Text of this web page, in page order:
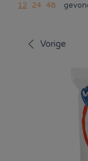
12
24 48
Vorige